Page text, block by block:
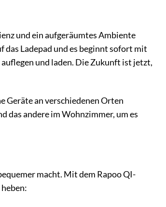
und ein aufgeräumtes Ambiente
das Ladepad und es beginnt sofort mit
und laden. Die Zukunft ist jetzt,
Geräte an verschiedenen Orten
das andere im Wohnzimmer, um es
macht. Mit dem Rapoo QI-